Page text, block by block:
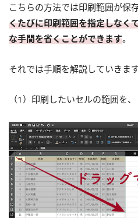
こちらの方法では印刷範囲が保
くたびに印刷範囲を指定しなく
な手間を省くことができます。
それでは手順を解説していきます
（1）印刷したいセルの範囲を